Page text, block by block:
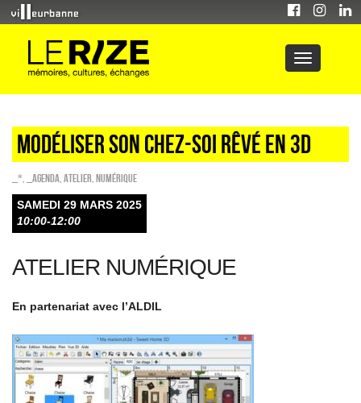
MODÉLISER SON CHEZ-SOI RÊVÉ EN 3D
_* _Agenda Atelier Numérique
SAMEDI 29 MARS 2025
10:00-12:00
ATELIER NUMÉRIQUE
En partenariat avec l’ALDIL